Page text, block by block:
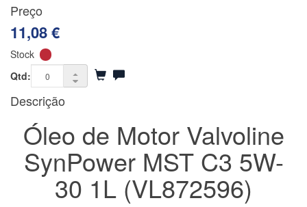
Preço
11,08 €
Stock
Qtd:
Descrição
Óleo de Motor Valvoline
SynPower MST C3 5W-
30 1L (VL872596)